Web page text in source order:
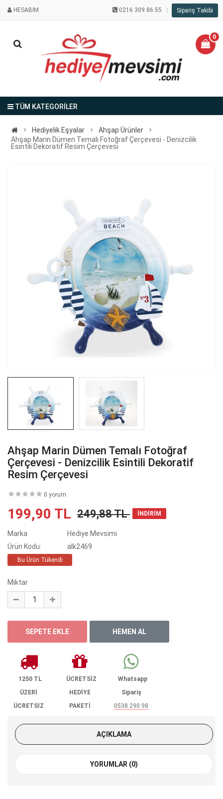
HESABIM 0216 309 86 55 Sipariş Takibi
0
TÜM KATEGORİLER
Hediyelik Eşyalar
Ahşap Ürünler
Ahşap Marin Dümen Temalı Fotoğraf Çerçevesi - Denizcilik
Esintili Dekoratif Resim Çerçevesi
Ahşap Marin Dümen Temalı Fotoğraf
Çerçevesi - Denizcilik Esintili Dekoratif
Resim Çerçevesi
0 yorum
199,90 TL 249,88 TL İNDİRİM
Marka
Hediye Mevsimi
Ürün Kodu:
alk2469
Bu Ürün Tükendi
Miktar
1250 TL
ÜZERİ
ÜCRETSİZ
ÜCRETSİZ
HEDİYE
PAKETİ
Whatsapp
Sipariş
0538 290 98
AÇIKLAMA
YORUMLAR (0)